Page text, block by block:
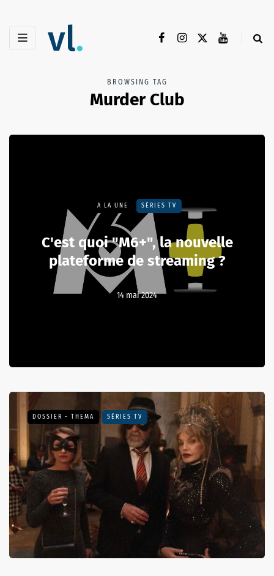
BROWSING TAG
Murder Club
A LA UNE SÉRIES TV
C'est quoi "M6+", la nouvelle
plateforme de streaming ?
14 mai 2024
DOSSIER - THEMA SÉRIES TV